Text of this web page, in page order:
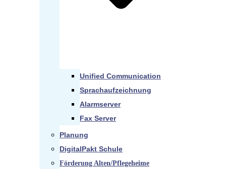
Unified Communication
Sprachaufzeichnung
Alarmserver
Fax Server
Planung
DigitalPakt Schule
Förderung Alten/Pflegeheime